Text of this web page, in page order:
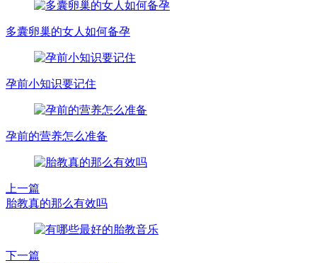
多囊卵巢的女人如何备孕
孕前小知识要记住
孕前的营养怎么准备
上一篇
胎教真的那么有效吗
下一篇